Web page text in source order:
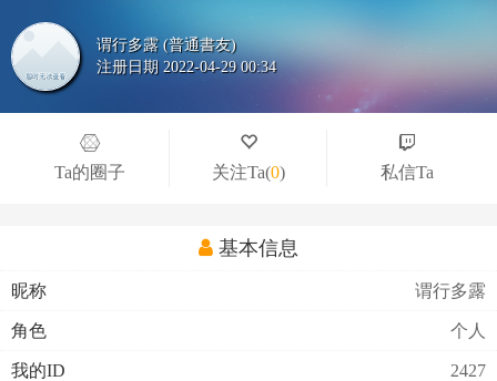
谓行多露 (普通書友)
注册日期 2022-04-29 00:34
Ta的圈子 关注Ta(0) 私信Ta
基本信息
昵称 谓行多露
角色 个人
我的ID 2427